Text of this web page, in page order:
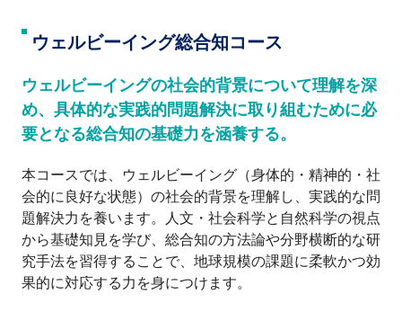
ウェルビーイング総合知コース
ウェルビーイングの社会的背景について理解を深
め、具体的な実践的問題解決に取り組むために必
要となる総合知の基礎力を涵養する。
本コースでは、ウェルビーイング（身体的・精神的・社
会的に良好な状態）の社会的背景を理解し、実践的な問
題解決力を養います。人文・社会科学と自然科学の視点
から基礎知見を学び、総合知の方法論や分野横断的な研
究手法を習得することで、地球規模の課題に柔軟かつ効
果的に対応する力を身につけます。